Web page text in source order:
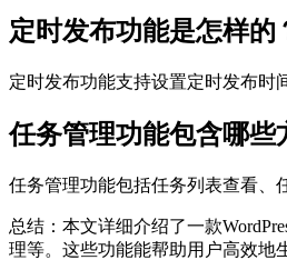
定时发布功能是怎样的
定时发布功能支持设置定时发布时
任务管理功能包含哪些
任务管理功能包括任务列表查看、
总结：本文详细介绍了一款
理等。这些功能能帮助用户高效地